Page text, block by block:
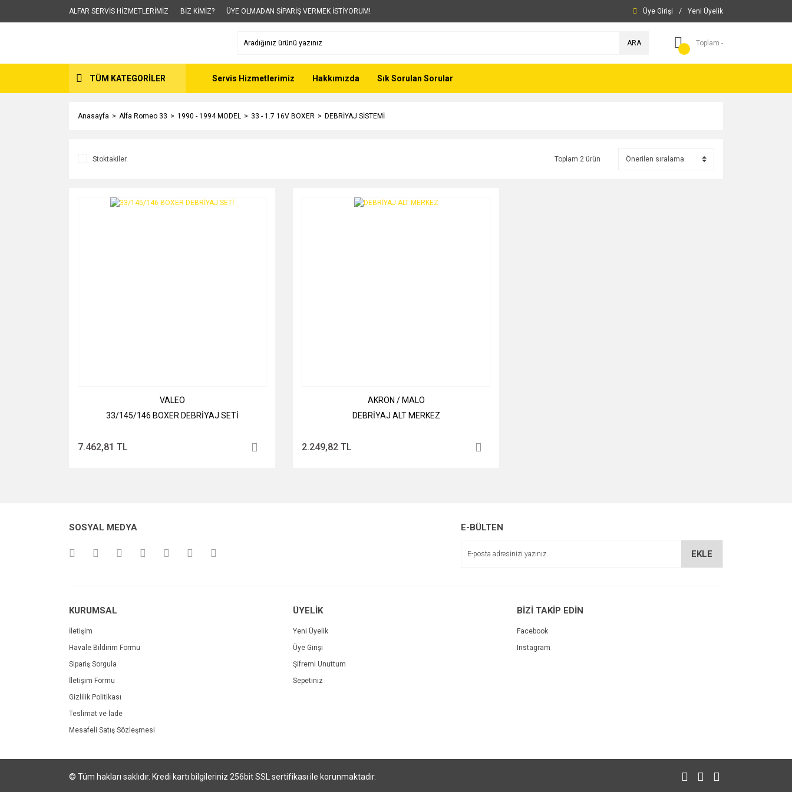
ALFAR SERVİS HİZMETLERİMİZ BİZ KİMİZ? ÜYE OLMADAN SİPARİŞ VERMEK İSTİYORUM! Üye Girişi / Yeni Üyelik
ARA Toplam -
TÜM KATEGORİLER Servis Hizmetlerimiz Hakkımızda Sık Sorulan Sorular
Anasayfa Alfa Romeo 33 1990 - 1994 MODEL 33 - 1.7 16V BOXER DEBRİYAJ SİSTEMİ
Stoktakiler Toplam 2 ürün
VALEO
33/145/146 BOXER DEBRİYAJ SETİ
7.462,81 TL
AKRON / MALO
DEBRİYAJ ALT MERKEZ
2.249,82 TL
SOSYAL MEDYA E-BÜLTEN
EKLE
KURUMSAL
İletişim
Havale Bildirim Formu
Sipariş Sorgula
İletişim Formu
Gizlilik Politikası
Teslimat ve İade
Mesafeli Satış Sözleşmesi
ÜYELİK
Yeni Üyelik
Üye Girişi
Şifremi Unuttum
Sepetiniz
BİZİ TAKİP EDİN
Facebook
Instagram
© Tüm hakları saklıdır. Kredi kartı bilgileriniz 256bit SSL sertifikası ile korunmaktadır.